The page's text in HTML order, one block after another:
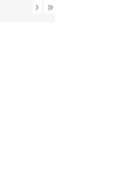
› »